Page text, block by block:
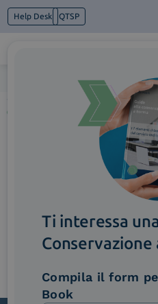
Help Desk QTSP
Cosa facciamo
Ti interessa
Conservazione
Compila il form
Book